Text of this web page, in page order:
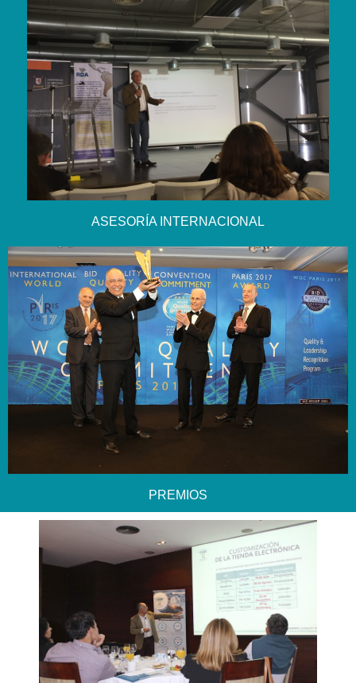
ASESORÍA INTERNACIONAL
PREMIOS